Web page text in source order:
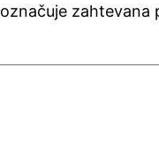
označuje zahtevana